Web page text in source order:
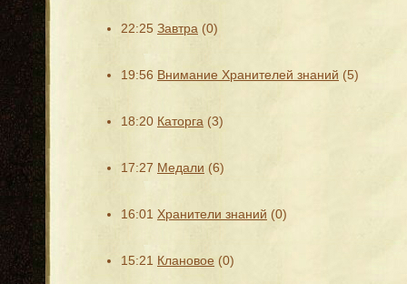
22:25 Завтра (0)
19:56 Внимание Хранителей знаний (5)
18:20 Каторга (3)
17:27 Медали (6)
16:01 Хранители знаний (0)
15:21 Клановое (0)